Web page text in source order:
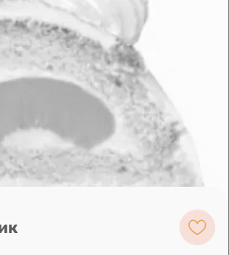
© Data from OpenStreetMap
маршрут